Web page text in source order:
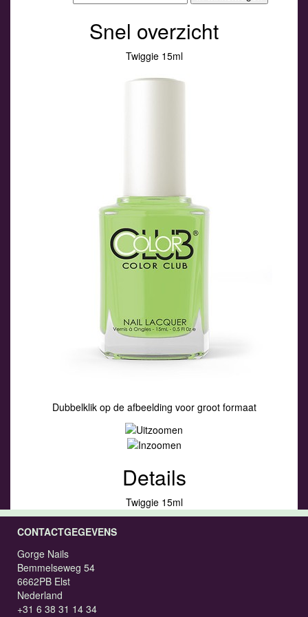
Snel overzicht
Twiggie 15ml
Dubbelklik op de afbeelding voor groot formaat
Details
Twiggie 15ml
CONTACTGEGEVENS
Gorge Nails
Bemmelseweg 54
6662PB Elst
Nederland
+31 6 38 31 14 34